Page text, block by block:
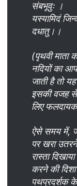
संबभूवुः ।
यस्यामिदं
दधातु।।
(पृथवी माता
नदियों का
जाती है तो
इसकी वजह से
लिए
ऐसे समय में,
पर खरा
रास्ता
करने की
पथप्रदर्शक